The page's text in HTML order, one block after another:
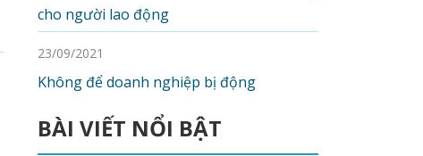
cho người lao động
23/09/2021
Không để doanh nghiệp bị động
BÀI VIẾT NỔI BẬT